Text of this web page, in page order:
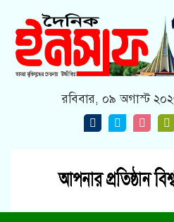
রবিবার, ০৯ অগাস্ট